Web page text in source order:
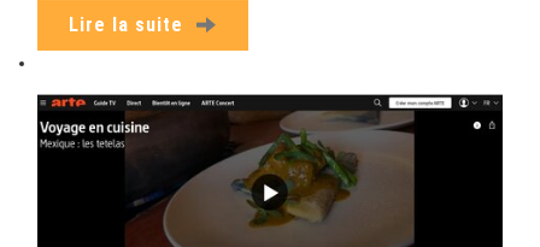
Lire la suite